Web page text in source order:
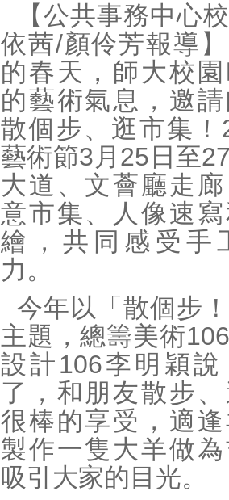
【公共事務中心
依茜/顏伶芳報導】
的春天，師大校
的藝術氣息，邀
散個步、逛市集！
藝術節3 月 25 日至
大道、文薈廳走
意市集、人像速
繪，共同感受手
力。
今年以「散個步
主題，總籌美術106
設計106李明穎說
了，和朋友散步
很棒的享受，適
製作一隻大羊做
吸引大家的目光。